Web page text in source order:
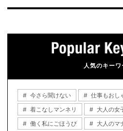
人気のキーワ
今さら聞けない 仕事もおし
着こなしマンネリ
大人の女
働く私にごほうび
大人のマ